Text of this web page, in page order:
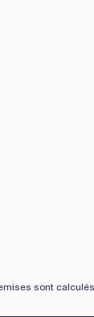
et retours
sont